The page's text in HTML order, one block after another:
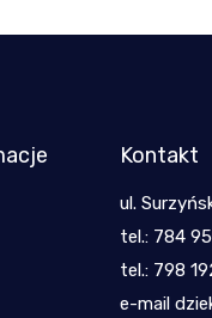
Kontakt
ul.
tel.: 784
tel.: 798
e-mail